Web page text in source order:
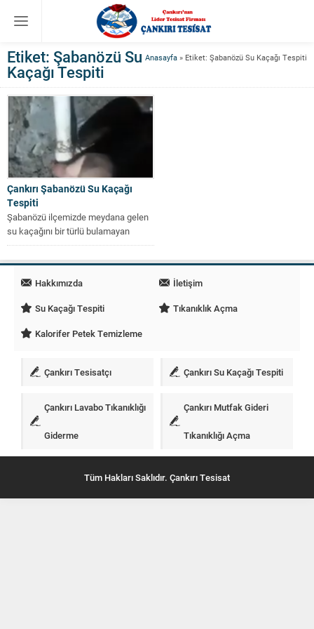
Anasayfa » Etiket: Şabanözü Su Kaçağı Tespiti
Etiket: Şabanözü Su
Kaçağı Tespiti
Çankırı Şabanözü Su Kaçağı
Tespiti
Şabanözü ilçemizde meydana gelen
su kaçağını bir türlü bulamayan
hemşehrimiz evinde parkeler ve
duvar üzerinde...
Hakkımızda
İletişim
Su Kaçağı Tespiti
Tıkanıklık Açma
Kalorifer Petek Temizleme
Çankırı Tesisatçı Çankırı Su Kaçağı Tespiti
Çankırı Lavabo Tıkanıklığı
Giderme
Çankırı Mutfak Gideri
Tıkanıklığı Açma
Tüm Hakları Saklıdır. Çankırı Tesisat